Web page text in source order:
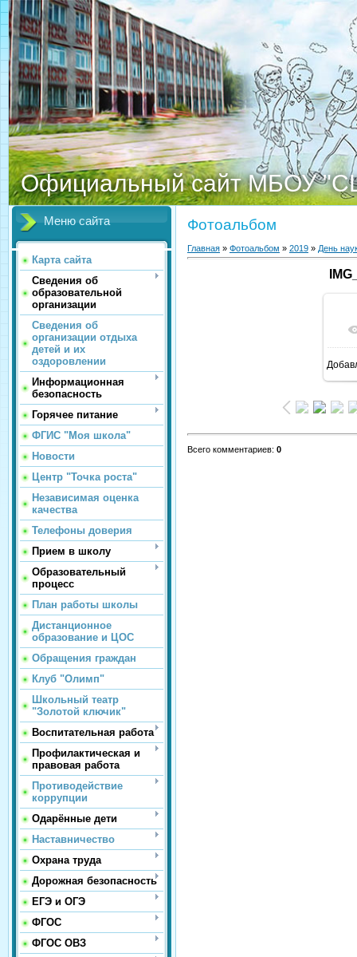
Официальный сайт МБОУ
Меню сайта
Карта сайта
Сведения об
образовательной
организации
Сведения об
организации отдыха
детей и их
оздоровлении
Информационная
безопасность
Горячее питание
ФГИС "Моя школа"
Новости
Центр "Точка роста"
Независимая оценка
качества
Телефоны доверия
Прием в школу
Образовательный
процесс
План работы школы
Дистанционное
образование и ЦОС
Обращения граждан
Клуб "Олимп"
Школьный театр
"Золотой ключик"
Воспитательная работа
Профилактическая и
правовая работа
Противодействие
коррупции
Одарённые дети
Наставничество
Охрана труда
Дорожная безопасность
ЕГЭ и ОГЭ
ФГОС
ФГОС ОВЗ
Фотоальбом
Главная » Фотоальбом » 2019 » День
Всего комментариев: 0